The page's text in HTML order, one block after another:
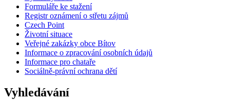
Formuláře ke stažení
Registr oznámení o střetu zájmů
Czech Point
Životní situace
Veřejné zakázky obce Bítov
Informace o zpracování osobních údajů
Informace pro chataře
Sociálně-právní ochrana dětí
Vyhledávání